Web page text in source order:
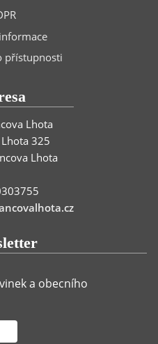
přístupnosti
Lhota
325
Lhota
a obecního